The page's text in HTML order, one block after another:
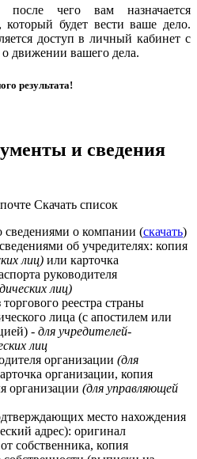
после чего вам назначается
будет вести ваше дело.
доступ в личный кабинет с
движении вашего дела.
результата!
и сведения
Скачать список
сведениями о компании (скачать)
об учредителях: копия
лиц) или карточка
руководителя
лиц)
реестра страны
лица (с апостилем или
- для учредителей-
лиц
организации (для
организации, копия
организации (для управляющей
место нахождения
адрес): оригинал
собственника, копия